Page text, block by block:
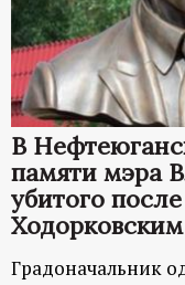
В
памяти мэра
убитого
Ходорковским
Градоначальник